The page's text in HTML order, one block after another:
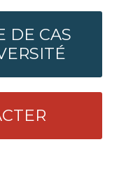
DE CAS